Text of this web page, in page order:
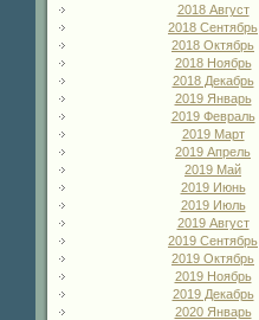
2018 Август
2018 Сентябрь
2018 Октябрь
2018 Ноябрь
2018 Декабрь
2019 Январь
2019 Февраль
2019 Март
2019 Апрель
2019 Май
2019 Июнь
2019 Июль
2019 Август
2019 Сентябрь
2019 Октябрь
2019 Ноябрь
2019 Декабрь
2020 Январь